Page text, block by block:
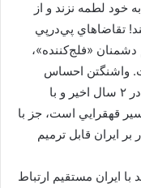
خود لطمه نزند و از
تقاضاهاي پي‌درپي
«فلج‌كننده»،
واشنگتن احساس
مي‌كند موقعيت راهبردي‌اش در منطقه كه در ۲ سال اخير و با
قهقرايي است، جز با
ايران قابل ترميم
ايران مستقيم ارتباط